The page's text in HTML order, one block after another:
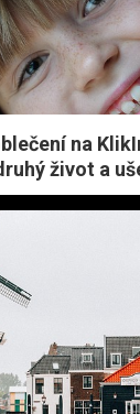
na
život a